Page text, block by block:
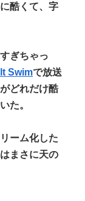
酷くて、字
ぎちゃっ
Swimで放送
どれだけ酷
た。
ーム化した
まさに天の